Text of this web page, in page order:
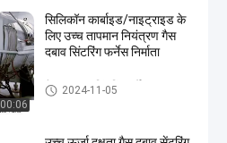
00:06
सिलिकॉन कार्बाइड/नाइट्राइड के
लिए उच्च तापमान नियंत्रण गैस
दबाव सिंटरिंग फर्नेस निर्माता
गैस का दबाव सिंटरिंग फर्नेस
2024-11-05